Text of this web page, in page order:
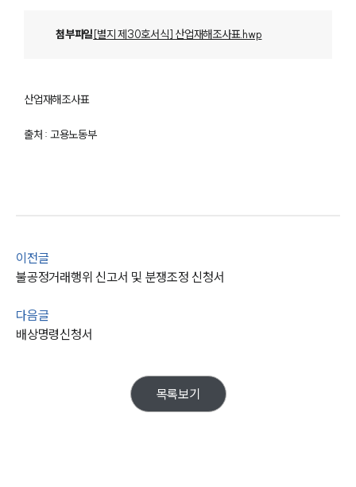
첨부파일[별지 제30호서식] 산업재해조사표.hwp
산업재해조사표
출처 : 고용노동부
이전글
불공정거래행위 신고서 및 분쟁조정 신청서
다음글
배상명령신청서
목록보기